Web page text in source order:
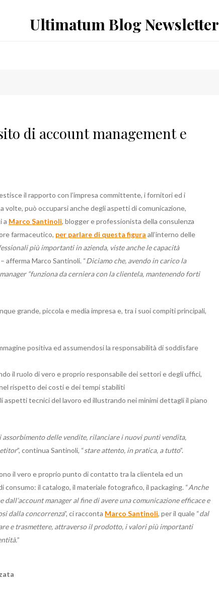
Ultimatum Blog Newsletter
di account management e
il rapporto con l’impresa committente, i fornitori ed i
volte, può occuparsi anche degli aspetti di comunicazione,
a Marco Santinoli, blogger e professionista della consulenza
farmaceutico, per parlare di questa figura all’interno delle
più importanti in azienda, viste anche le capacità
afferma Marco Santinoli. “Diciamo che, avendo in carico la
“funziona da cerniera con la clientela, mantenendo forti
grande, piccola e media impresa e, tra i suoi compiti principali,
positiva ed assumendosi la responsabilità di soddisfare
il ruolo di vero e proprio responsabile dei settori e degli uffici,
rispetto dei costi e dei tempi stabiliti
aspetti tecnici del lavoro ed illustrando nei minimi dettagli il piano
assorbimento delle vendite, rilanciare i nuovi punti vendita,
”, continua Santinoli, “stare attento, in pratica, a tutto”.
il vero e proprio punto di contatto tra la clientela ed un
il catalogo, il materiale fotografico, il packaging. “Anche
manager al fine di avere una comunicazione efficace e
dalla concorrenza”, ci racconta Marco Santinoli, per il quale “dal
e trasmettere, attraverso il prodotto, i valori più importanti
”